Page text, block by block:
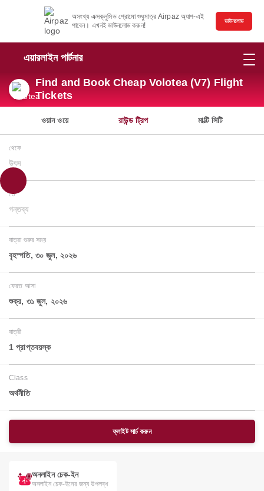
অসংখ্য এক্সক্লুসিভ প্রোমো শুধুমাত্র Airpaz অ্যাপ-এই
পাবেন। এখনই ডাউনলোড করুন!
ডাউনলোড
এয়ারলাইন পার্টনার
Find and Book Cheap Volotea (V7) Flight
Tickets
ওয়ান ওয়ে রাউন্ড ট্রিপ মাল্টি সিটি
থেকে
উৎস
তে
গন্তব্য
যাত্রা শুরুর সময়
বৃহস্পতি, ৩০ জুল, ২০২৬
ফেরত আসা
শুক্র, ৩১ জুল, ২০২৬
যাত্রী
1 প্রাপ্তবয়স্ক
Class
অর্থনীতি
ফ্লাইট সার্চ করুন
অনলাইন চেক-ইন
অনলাইন চেক-ইনের জন্য উপলব্ধ